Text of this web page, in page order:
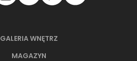
GALERIA WNĘTRZ
MAGAZYN